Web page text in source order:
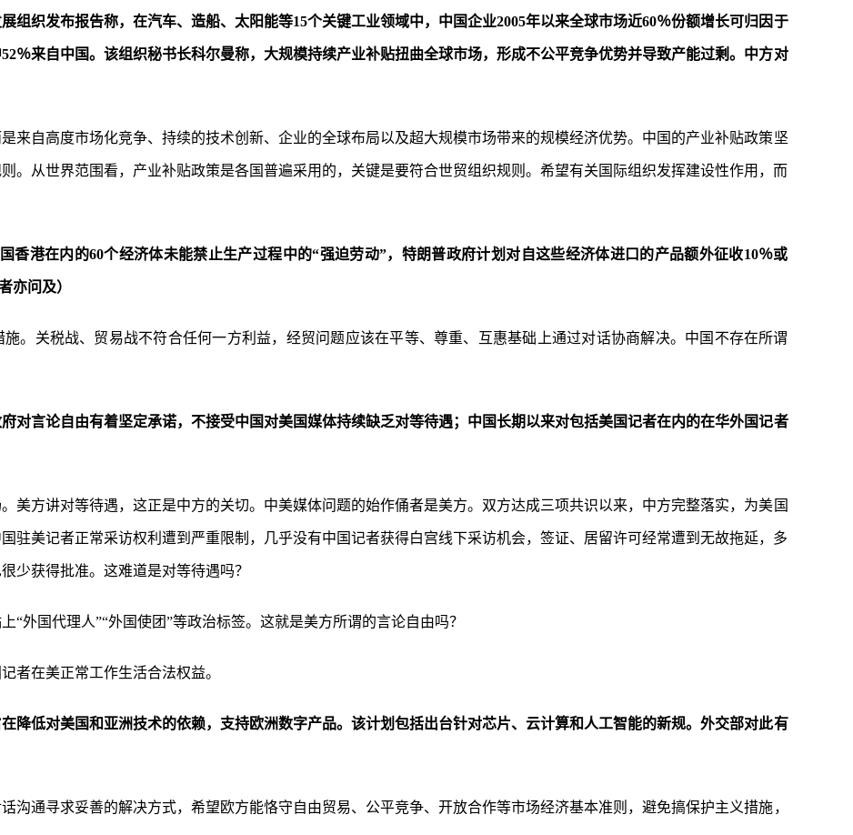
组织发布报告称，在汽车、造船、太阳能等15个关键工业领域中，中国企业2005年以来全球市场近60％份额增长可归因于
％来自中国。该组织秘书长科尔曼称，大规模持续产业补贴扭曲全球市场，形成不公平竞争优势并导致产能过剩。中方对
来自高度市场化竞争、持续的技术创新、企业的全球布局以及超大规模市场带来的规模经济优势。中国的产业补贴政策坚
。从世界范围看，产业补贴政策是各国普遍采用的，关键是要符合世贸组织规则。希望有关国际组织发挥建设性作用，而
香港在内的60个经济体未能禁止生产过程中的“强迫劳动”，特朗普政府计划对自这些经济体进口的产品额外征收10％或
亦问及）
。关税战、贸易战不符合任何一方利益，经贸问题应该在平等、尊重、互惠基础上通过对话协商解决。中国不存在所谓
对言论自由有着坚定承诺，不接受中国对美国媒体持续缺乏对等待遇；中国长期以来对包括美国记者在内的在华外国记者
美方讲对等待遇，这正是中方的关切。中美媒体问题的始作俑者是美方。双方达成三项共识以来，中方完整落实，为美国
驻美记者正常采访权利遭到严重限制，几乎没有中国记者获得白宫线下采访机会，签证、居留许可经常遭到无故拖延，多
少获得批准。这难道是对等待遇吗？
“外国代理人”“外国使团”等政治标签。这就是美方所谓的言论自由吗？
者在美正常工作生活合法权益。
降低对美国和亚洲技术的依赖，支持欧洲数字产品。该计划包括出台针对芯片、云计算和人工智能的新规。外交部对此有
沟通寻求妥善的解决方式，希望欧方能恪守自由贸易、公平竞争、开放合作等市场经济基本准则，避免搞保护主义措施，